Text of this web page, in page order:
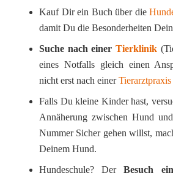
Kauf Dir ein Buch über die
damit Du die Besonderheiten
Suche nach einerTierklinik
eines Notfalls gleich einen
nicht erst nach einerTierarztpraxis
Falls Du kleine Kinder hast,
Annäherung zwischen Hund
Nummer Sicher gehen willst,
Deinem Hund.
Hundeschule? DerBesuch